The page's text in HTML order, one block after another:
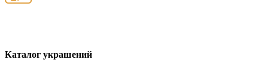
Каталог украшений